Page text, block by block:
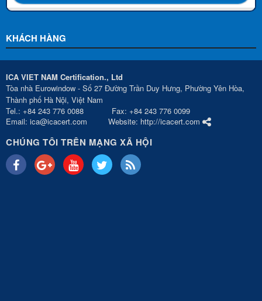
KHÁCH HÀNG
ICA VIET NAM Certification., Ltd
Tòa nhà Eurowindow - Số 27 Đường Trần Duy Hưng, Phường Yên Hòa,
Thành phố Hà Nội, Việt Nam
Tel.: +84 243 776 0088 Fax: +84 243 776 0099
Email: ica@icacert.com Website: http://icacert.com
CHÚNG TÔI TRÊN MẠNG XÃ HỘI